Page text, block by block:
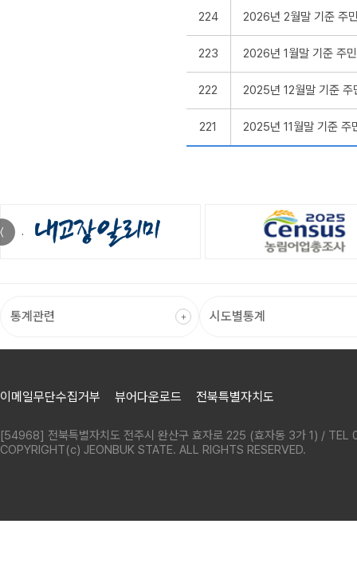
224 2026년 2월말 기준 주
223 2026년 1월말 기준 주
222 2025년 12월말 기준 주
221 2025년 11월말 기준 주
〈
이메일무단수집거부 뷰어다운로드 전북특별자치도
[54968] 전북특별자치도 전주시 완산구 효자로 225 (효자동 3가 1) /
COPYRIGHT(c) JEONBUK STATE. ALL RIGHTS RESERVED.